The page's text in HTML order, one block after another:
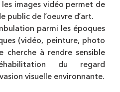
images vidéo permet de
public de lʼoeuvre dʼart.
parmi les époques
(vidéo, peinture, photo
cherche à rendre sensible
du regard
visuelle environnante.